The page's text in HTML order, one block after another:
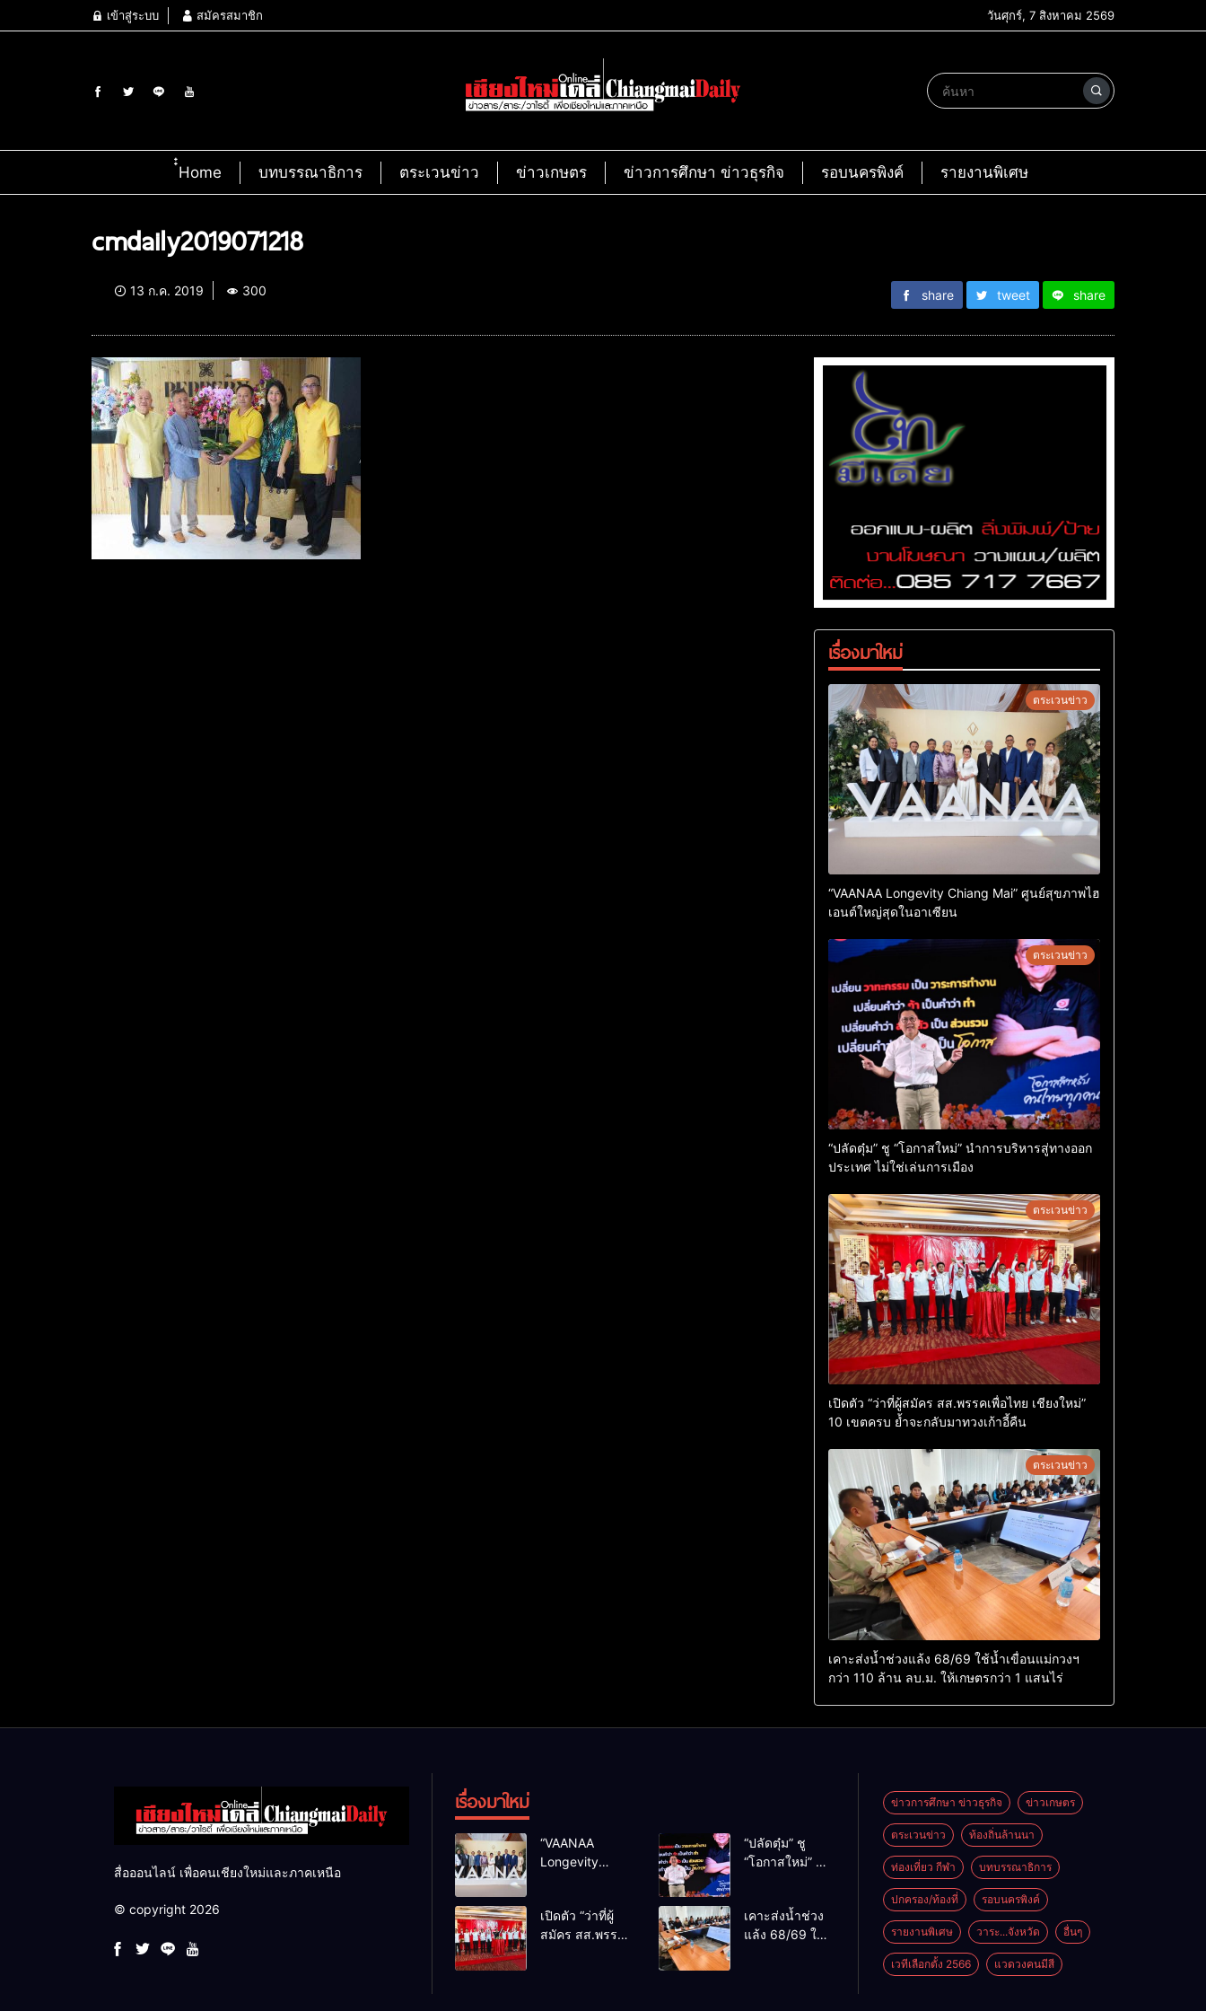
เข้าสู่ระบบ สมัครสมาชิก วันศุกร์, 7 สิงหาคม 2569
๋๋Home บทบรรณาธิการ ตระเวนข่าว ข่าวเกษตร ข่าวการศึกษา ข่าวธุรกิจ รอบนครพิงค์ รายงานพิเศษ
cmdaily2019071218
13 ก.ค. 2019 300 share tweet share
เรื่องมาใหม่
ตระเวนข่าว
“VAANAA Longevity Chiang Mai” ศูนย์สุขภาพไฮ
เอนต์ใหญ่สุดในอาเซียน
ตระเวนข่าว
“ปลัดตุ๋ม” ชู “โอกาสใหม่” นำการบริหารสู่ทางออก
ประเทศ ไม่ใช่เล่นการเมือง
ตระเวนข่าว
เปิดตัว “ว่าที่ผู้สมัคร สส.พรรคเพื่อไทย เชียงใหม่”
10 เขตครบ ย้ำจะกลับมาทวงเก้าอี้คืน
ตระเวนข่าว
เคาะส่งน้ำช่วงแล้ง 68/69 ใช้น้ำเขื่อนแม่กวงฯ
กว่า 110 ล้าน ลบ.ม. ให้เกษตรกว่า 1 แสนไร่
สื่อออนไลน์ เพื่อคนเชียงใหม่และภาคเหนือ
© copyright 2026
เรื่องมาใหม่
“VAANAA
Longevity
เอนต์ใหญ่สุดใน
อาเซียน
“ปลัดตุ๋ม” ชู
“โอกาสใหม่” นำ
ไม่ใช่เล่น
การเมือง
เปิดตัว “ว่าที่ผู้
สมัคร สส.พรรค
เคาะส่งน้ำช่วง
แล้ง 68/69 ใช้
ข่าวการศึกษา ข่าวธุรกิจ ข่าวเกษตร
ตระเวนข่าว ท้องถิ่นล้านนา
ท่องเที่ยว กีฬา บทบรรณาธิการ
ปกครอง/ท้องที่ รอบนครพิงค์
รายงานพิเศษ วาระ...จังหวัด อื่นๆ
เวทีเลือกตั้ง 2566 แวดวงคนมีสี